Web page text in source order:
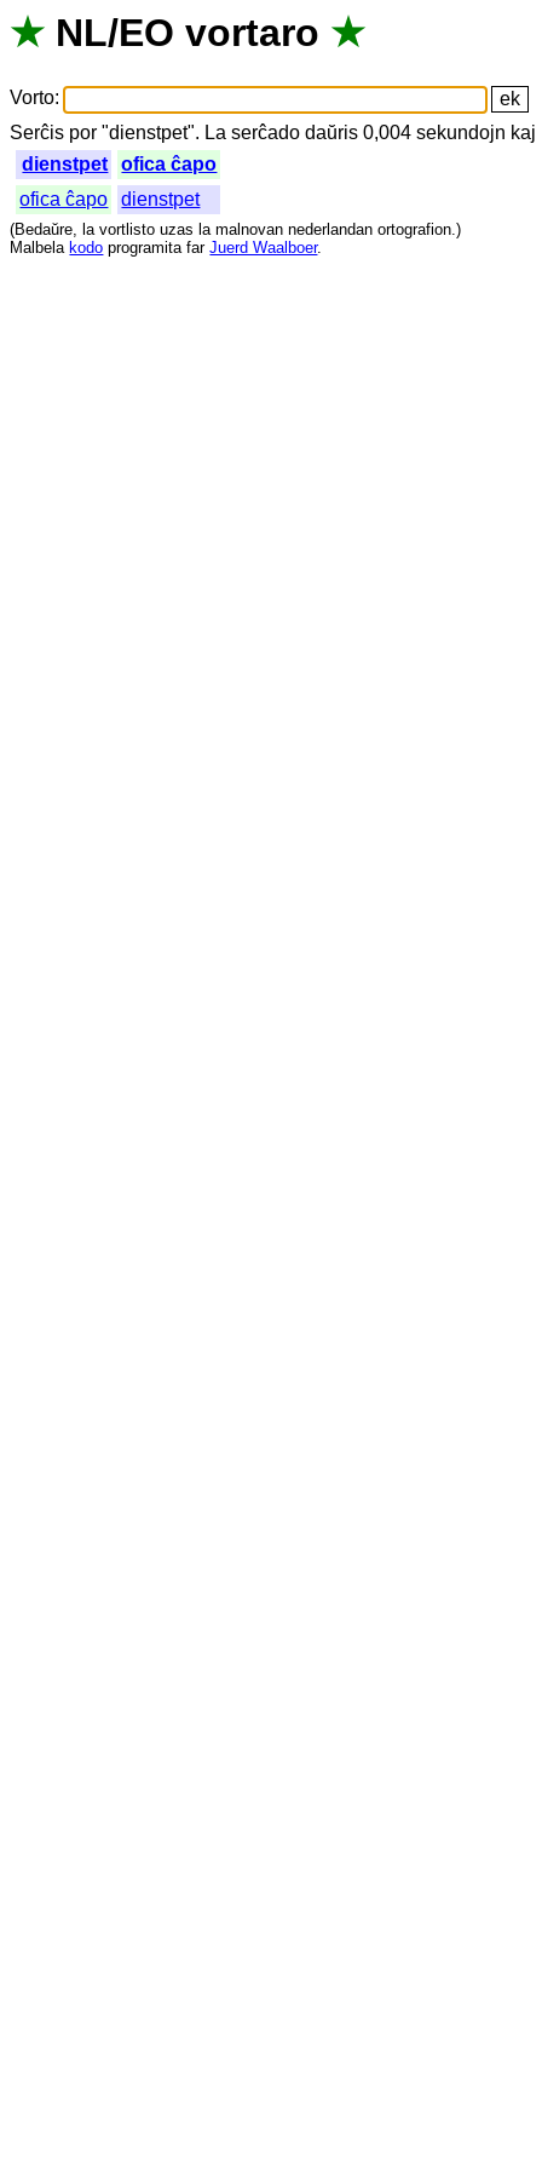
★ NL/EO vortaro ★
Vorto:
Serĉis por "dienstpet". La serĉado daŭris 0,004sekundojn kaj
dienstpet
ofica ĉapo
ofica ĉapo
dienstpet
(Bedaŭre, la vortlisto uzas la malnovan nederlandan ortografion.)
Malbela kodo programita far Juerd Waalboer.